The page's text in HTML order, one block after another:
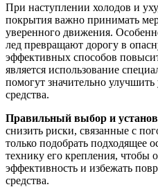
При наступлении холодов и
покрытия важно принимать
уверенного движения.
лед превращают дорогу в
эффективных способов
является использование
помогут значительно
средства.
Правильный выбор и
снизить риски, связанные с
только подобрать подходящее
технику его крепления, чтобы
эффективность и избежать
средства.